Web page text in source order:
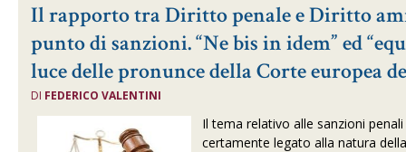
Il rapporto tra Diritto penale e Diritto
punto di sanzioni. “Ne bis in idem” ed
luce delle pronunce della Corte europea
DI FEDERICO VALENTINI
Il tema relativo alle sanzioni
certamente legato alla natura